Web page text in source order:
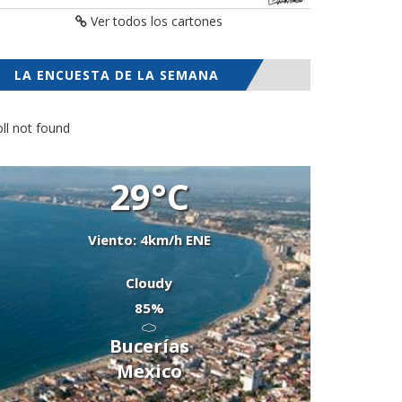
Ver todos los cartones
LA ENCUESTA DE LA SEMANA
not found
29°C
Viento: 4km/h ENE
Cloudy
85%
Bucerías
Mexico